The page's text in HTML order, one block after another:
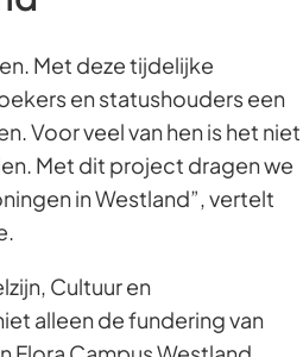
Met deze tijdelijke
en statushouders een
Voor veel van hen is het niet
Met dit project dragen we
in Westland”, vertelt
Cultuur en
alleen de fundering van